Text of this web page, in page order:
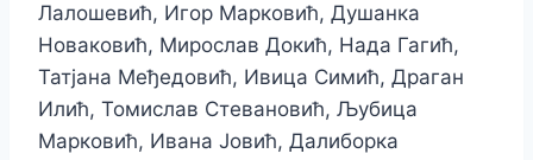
Лалошевић, Игор Марковић, Душанка
Новаковић, Мирослав Докић, Нада Гагић,
Татјана Међедовић, Ивица Симић, Драган
Илић, Томислав Стевановић, Љубица
Марковић, Ивана Јовић, Далиборка